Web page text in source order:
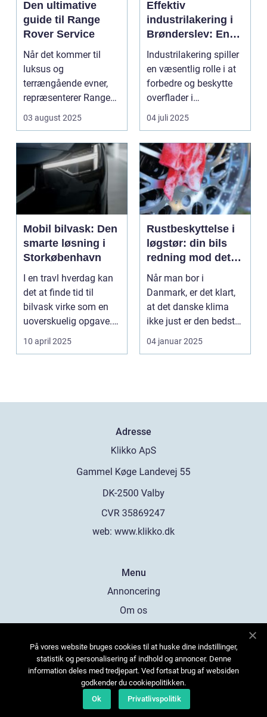
Den ultimative
guide til Range
Rover Service
Når det kommer til
luksus og
terrængående evner,
repræsenterer Range
Rover n...
03 august 2025
Effektiv
industrilakering i
Brønderslev: En
dybdegående
Industrilakering spiller
en væsentlig rolle i at
forbedre og beskytte
overflader i
forskellige...
04 juli 2025
Mobil bilvask: Den
smarte løsning i
Storkøbenhavn
I en travl hverdag kan
det at finde tid til
bilvask virke som en
uoverskuelig opgave.
Især i S...
10 april 2025
Rustbeskyttelse i
løgstør: din bils
redning mod det
danske klima
Når man bor i
Danmark, er det klart,
at det danske klima
ikke just er den bedste
ven for bilen...
04 januar 2025
Adresse
web: www.klikko.dk
Menu
Annoncering
Om os
Kontakt os
Sitemap
På vores website bruges cookies til at huske dine indstillinger,
statistik og personalisering af indhold og annoncer. Denne
information deles med tredjepart. Ved fortsat brug af websiden
godkender du cookiepolitikken.
Ok
Privatlivspolitik